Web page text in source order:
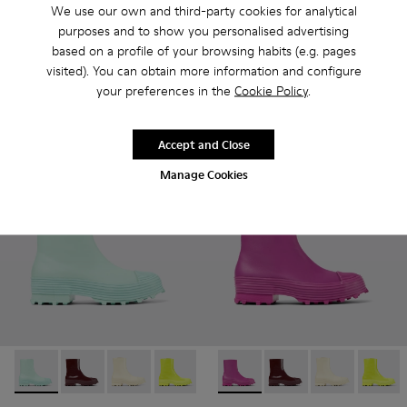
We use our own and third-party cookies for analytical
purposes and to show you personalised advertising
based on a profile of your browsing habits (e.g. pages
visited). You can obtain more information and configure
your preferences in the Cookie Policy.
Manage Cookies
Accept and Close
Traktori
171 €
285 € -40%
Traktori - A700004-006 - Light green leather boots
Traktori - A700004-010 - Burgundy Leather Boots
Traktori - A700004-009 - White Leather Zip
Traktori - A700004-007 - Green
Traktori - A700004-005 -
Traktori - A700004-004
Traktori -Traktori -
Traktori - A700004-005 -
Traktori - A700004-
Traktori -